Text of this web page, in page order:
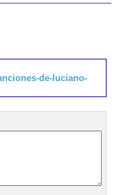
de-luciano-